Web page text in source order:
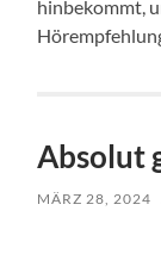
hinbekommt,
Absolut
MÄRZ 28, 2024